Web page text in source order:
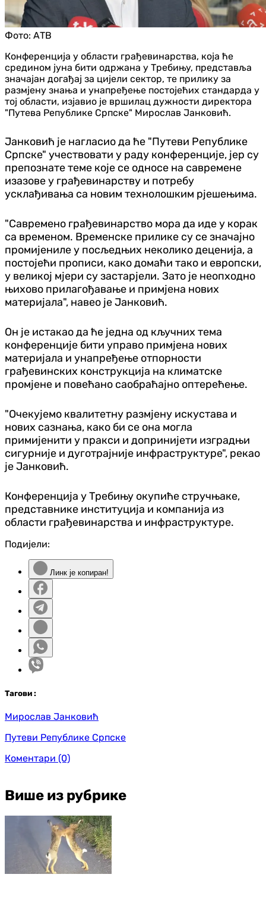
Фото: АТВ
Конференција у области грађевинарства, која ће
средином јуна бити одржана у Требињу, представља
значајан догађај за цијели сектор, те прилику за
размјену знања и унапређење постојећих стандарда у
тој области, изјавио је вршилац дужности директора
"Путева Републике Српске" Мирослав Јанковић.
Јанковић је нагласио да ће "Путеви Републике
Српске" учествовати у раду конференције, јер су
препознате теме које се односе на савремене
изазове у грађевинарству и потребу
усклађивања са новим технолошким рјешењима.
"Савремено грађевинарство мора да иде у корак
са временом. Временске прилике су се значајно
промијениле у посљедњих неколико деценија, а
постојећи прописи, како домаћи тако и европски,
у великој мјери су застарјели. Зато је неопходно
њихово прилагођавање и примјена нових
материјала", навео је Јанковић.
Он је истакао да ће једна од кључних тема
конференције бити управо примјена нових
материјала и унапређење отпорности
грађевинских конструкција на климатске
промјене и повећано саобраћајно оптерећење.
"Очекујемо квалитетну размјену искустава и
нових сазнања, како би се она могла
примијенити у пракси и допринијети изградњи
сигурније и дуготрајније инфраструктуре", рекао
је Јанковић.
Конференција у Требињу окупиће стручњаке,
представнике институција и компанија из
области грађевинарства и инфраструктуре.
Подијели:
Линк је копиран!
Тагови :
Мирослав Јанковић
Путеви Републике Српске
Коментари (0)
Више из рубрике